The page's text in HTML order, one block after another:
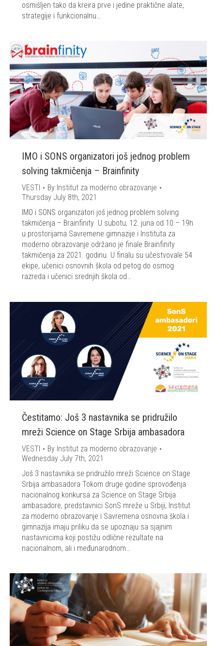
osmišljen tako da kreira prve i jedine praktične alate,
strategije i funkcionalnu…
IMO i SONS organizatori još jednog problem
solving takmičenja – Brainfinity
VESTI By Institut za moderno obrazovanje
Thursday July 8th, 2021
IMO i SONS organizatori još jednog problem solving
takmičenja – Brainfinity U subotu, 12. juna od 10 – 19h
u prostorijama Savremene gimnazije i Instituta za
moderno obrazovanje održano je finale Brainfinity
takmičenja za 2021. godinu. U finalu su učestvovale 54
ekipe, učenici osnovnih škola od petog do osmog
razreda i učenici srednjih škola od…
Čestitamo: Još 3 nastavnika se pridružilo
mreži Science on Stage Srbija ambasadora
VESTI By Institut za moderno obrazovanje
Wednesday July 7th, 2021
Još 3 nastavnika se pridružilo mreži Science on Stage
Srbija ambasadora Tokom druge godine sprovođenja
nacionalnog konkursa za Science on Stage Srbija
ambasadore, predstavnici SonS mreže u Srbiji, Institut
za moderno obrazovanje i Savremena osnovna škola i
gimnazija imaju priliku da se upoznaju sa sjajnim
nastavnicima koji postižu odlične rezultate na
nacionalnom, ali i međunarodnom…